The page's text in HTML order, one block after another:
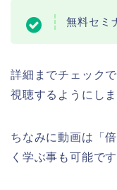
無料セミ
詳細までチェック
視聴するようにしま
ちなみに動画は「
く学ぶ事も可能です